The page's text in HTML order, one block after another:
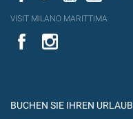
VISIT MILANO MARITTIMA
YouTube
BUCHEN SIE IHREN URLAUB